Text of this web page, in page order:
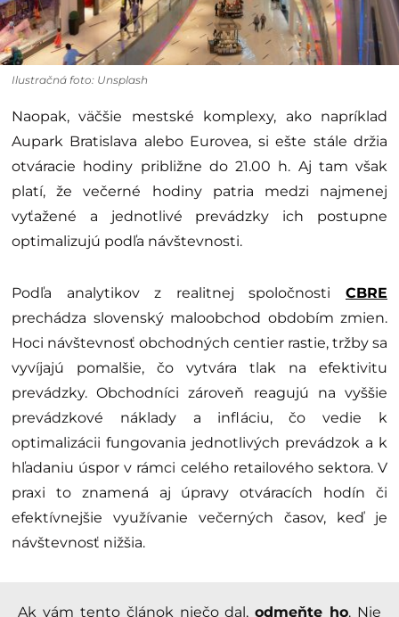
Ilustračná foto: Unsplash
Naopak, väčšie mestské komplexy, ako napríklad
Aupark Bratislava alebo Eurovea, si ešte stále držia
otváracie hodiny približne do 21.00 h. Aj tam však
platí, že večerné hodiny patria medzi najmenej
vyťažené a jednotlivé prevádzky ich postupne
optimalizujú podľa návštevnosti.
Podľa analytikov z realitnej spoločnosti CBRE
prechádza slovenský maloobchod obdobím zmien.
Hoci návštevnosť obchodných centier rastie, tržby sa
vyvíjajú pomalšie, čo vytvára tlak na efektivitu
prevádzky. Obchodníci zároveň reagujú na vyššie
prevádzkové náklady a infláciu, čo vedie k
optimalizácii fungovania jednotlivých prevádzok a k
hľadaniu úspor v rámci celého retailového sektora. V
praxi to znamená aj úpravy otváracích hodín či
efektívnejšie využívanie večerných časov, keď je
návštevnosť nižšia.
Ak vám tento článok niečo dal,odmeňte ho. Nie